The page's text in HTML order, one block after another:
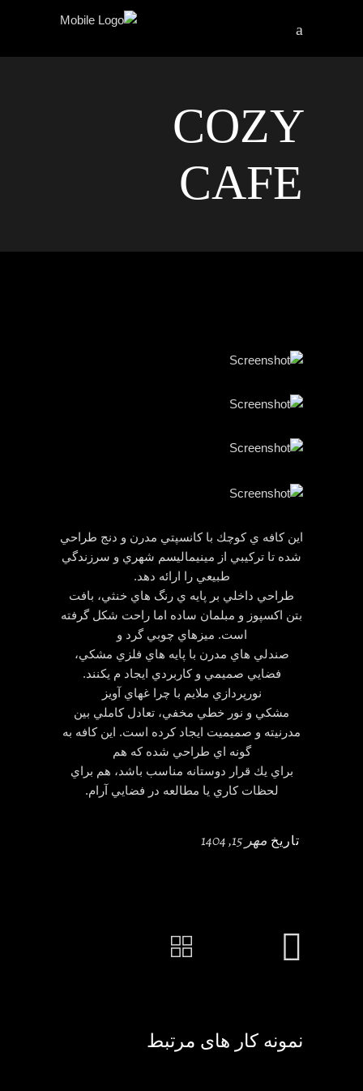
COZY
CAFE
اين كافه ي كوچك با كانسپتي مدرن و دنج طراحي
شده تا تركيبي از مينيماليسم شهري و سرزندگي
طبيعي را ارائه دهد.
طراحي داخلي بر پايه ي رنگ هاي خنثي، بافت
بتن اكسپوز و مبلمان ساده اما راحت شكل گرفته
است. ميزهاي چوبي گرد و
صندلي هاي مدرن با پايه هاي فلزي مشكي،
فضايي صميمي و كاربردي ايجاد م يكنند.
نورپردازي ملايم با چرا غهاي آويز
مشكي و نور خطي مخفي، تعادل كاملي بين
مدرنيته و صميميت ايجاد كرده است. اين كافه به
گونه اي طراحي شده كه هم
براي يك قرار دوستانه مناسب باشد، هم براي
لحظات كاري يا مطالعه در فضايي آرام.
تاریخ مهر 15, 1404
نمونه کار های مرتبط